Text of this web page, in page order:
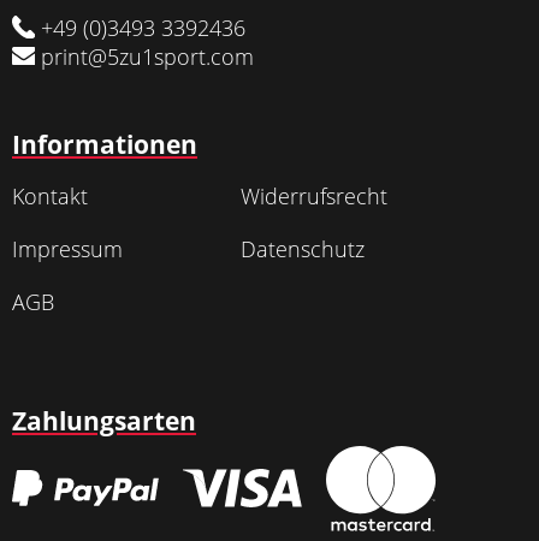
+49 (0)3493 3392436
print@5zu1sport.com
Informationen
Kontakt
Widerrufsrecht
Impressum
Datenschutz
AGB
Zahlungsarten